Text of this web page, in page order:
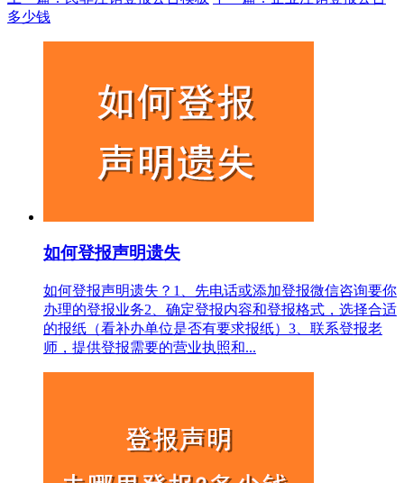
多少钱
如何登报声明遗失
如何登报声明遗失？1、先电话或添加登报微信咨询要你
办理的登报业务2、确定登报内容和登报格式，选择合适
的报纸（看补办单位是否有要求报纸）3、联系登报老
师，提供登报需要的营业执照和...